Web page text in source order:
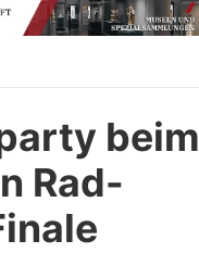
beim
Rad-